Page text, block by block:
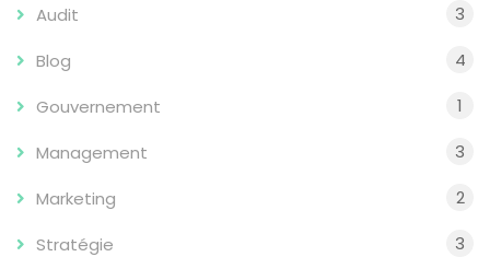
Audit 3
Blog 4
Gouvernement 1
Management 3
Marketing 2
Stratégie 3